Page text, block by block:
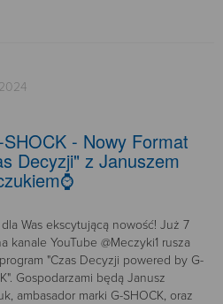
- Nowy Format
Decyzji" z Januszem
Was ekscytującą nowość! Już 7
kanale YouTube @Meczyki1 rusza
"Czas Decyzji powered by G-
Gospodarzami będą Janusz
ambasador marki G-SHOCK, oraz